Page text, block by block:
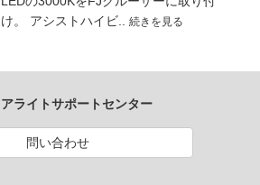
け。 アシストハイビ.. 続きを見る
ライトサポートセンター
問い合わせ